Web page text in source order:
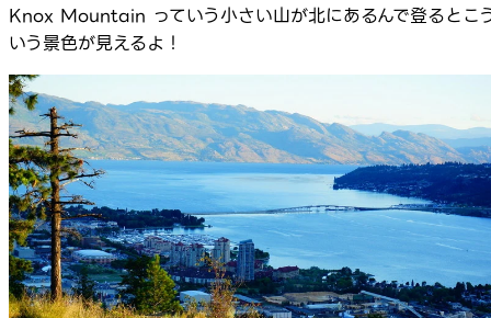
Knox Mountain っていう小さい山が北にあるんで登るとこ
いう景色が見えるよ！